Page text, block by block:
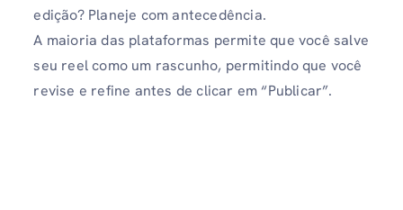
edição? Planeje com antecedência.
A maioria das plataformas permite que você salve
seu reel como um rascunho, permitindo que você
revise e refine antes de clicar em “Publicar”.